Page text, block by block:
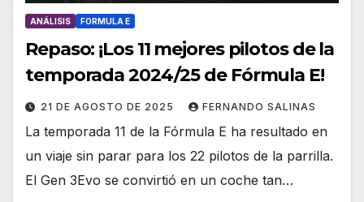
ANÁLISIS FORMULA E
Repaso: ¡Los 11 mejores pilotos de la
temporada 2024/25 de Fórmula E!
21 DE AGOSTO DE 2025 FERNANDO SALINAS
La temporada 11 de la Fórmula E ha resultado en
un viaje sin parar para los 22 pilotos de la parrilla.
El Gen 3Evo se convirtió en un coche tan…